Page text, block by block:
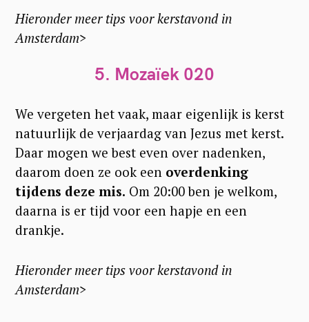
Hieronder meer tips voor kerstavond in
Amsterdam>
5. Mozaïek 020
We vergeten het vaak, maar eigenlijk is kerst
natuurlijk de verjaardag van Jezus met kerst.
Daar mogen we best even over nadenken,
daarom doen ze ook een overdenking
tijdens deze mis. Om 20:00 ben je welkom,
daarna is er tijd voor een hapje en een
drankje.
Hieronder meer tips voor kerstavond in
Amsterdam>